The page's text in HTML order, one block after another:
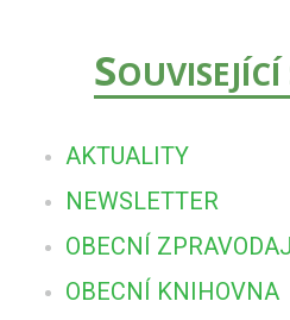
S
AKTUALITY
NEWSLETTER
OBECNÍ ZPRAVODAJ
OBECNÍ KNIHOVNA